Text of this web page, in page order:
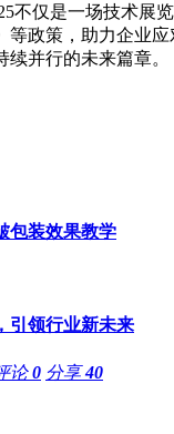
不仅是一场技术
政策，助力企业
并行的未来篇章。
包装效果教学
引领行业新未来
论0 分享40